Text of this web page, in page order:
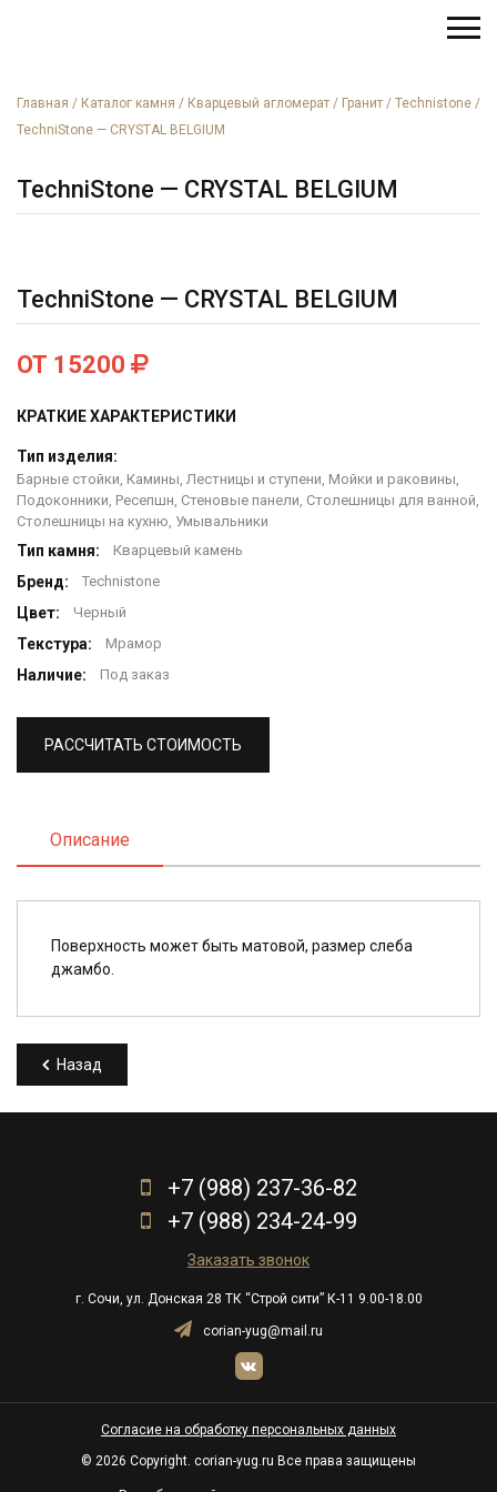
Главная / Каталог камня / Кварцевый агломерат / Гранит / Technistone /
TechniStone — CRYSTAL BELGIUM
TechniStone — CRYSTAL BELGIUM
TechniStone — CRYSTAL BELGIUM
ОТ 15200
КРАТКИЕ ХАРАКТЕРИСТИКИ
Тип изделия:
Барные стойки, Камины, Лестницы и ступени, Мойки и раковины,
Подоконники, Ресепшн, Стеновые панели, Столешницы для ванной,
Столешницы на кухню, Умывальники
Тип камня: Кварцевый камень
Бренд: Technistone
Цвет: Черный
Текстура: Мрамор
Наличие: Под заказ
РАССЧИТАТЬ СТОИМОСТЬ
Описание
Поверхность может быть матовой, размер слеба
джамбо.
Назад
+7 (988) 237-36-82
+7 (988) 234-24-99
Заказать звонок
г. Сочи, ул. Донская 28 ТК “Строй сити” К-11 9.00-18.00
corian-yug@mail.ru
Согласие на обработку персональных данных
© 2026 Copyright. corian-yug.ru Все права защищены